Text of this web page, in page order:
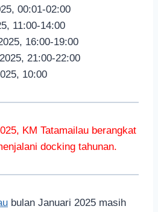
00:01-02:00
11:00-14:00
16:00-19:00
21:00-22:00
10:00
KM Tatamailau berangkat
docking tahunan.
bulan Januari 2025 masih